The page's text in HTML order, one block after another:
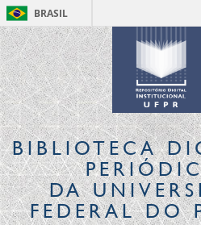
BRASIL
BIBLIOTECA
DA
FEDERAL DO